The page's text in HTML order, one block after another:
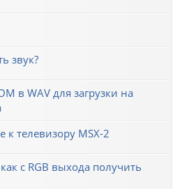
звук?
в WAV для загрузки на
телевизору MSX-2
с RGB выхода получить